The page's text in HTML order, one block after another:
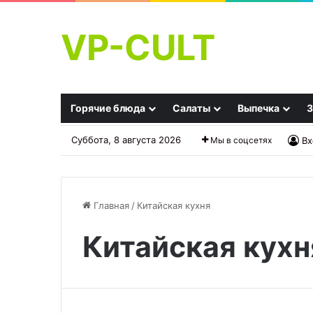
VP-CULT
Горячие блюда Салаты Выпечка
Суббота, 8 августа 2026 Мы в соцсетях
Главная / Китайская кухня
КитайскаяПраздничный
сырный
с